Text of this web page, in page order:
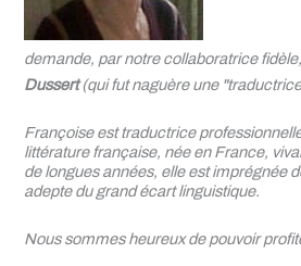
demande, par notre collaboratrice fidèle,
Dussert(qui fut naguère une
Françoise est traductrice
littérature française, née en France,
de longues années, elle est imprégnée
adepte du grand écart linguistique.
Nous sommes heureux de pouvoir